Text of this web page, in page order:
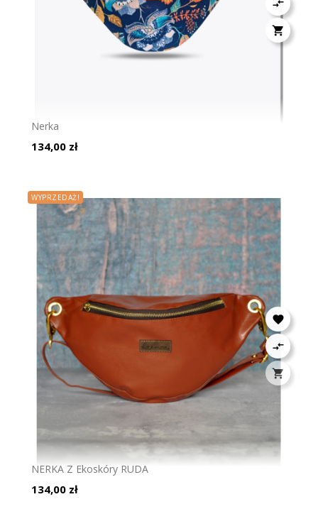


Nerka
Cena
134,00 zł
WYPRZEDAŻ!



NERKA Z Ekoskóry RUDA
Cena
134,00 zł